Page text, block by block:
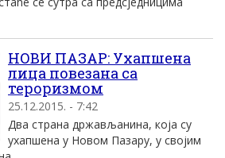
НОВИ ПАЗАР: Ухапшена
лица повезана са
тероризмом
25.12.2015. - 7:42
Два страна држављанина, која су
ухапшена у Новом Пазару, у својим